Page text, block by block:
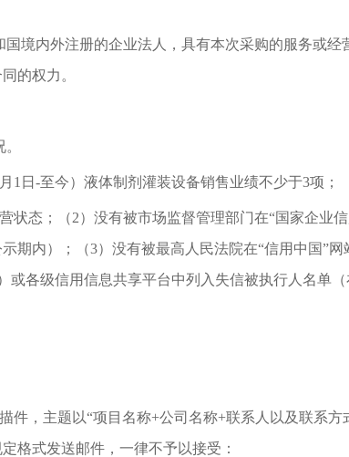
国境内外注册的企业法人，具有本次采购的服务或
的权力。
1日-至今）液体制剂灌装设备销售业绩不少于3项；
状态；（2）没有被市场监督管理部门在“国家企业信
期内）；（3）没有被最高人民法院在“信用中国”网
或各级信用信息共享平台中列入失信被执行人名单
件，主题以“项目名称+公司名称+联系人以及联系方
格式发送邮件，一律不予以接受：